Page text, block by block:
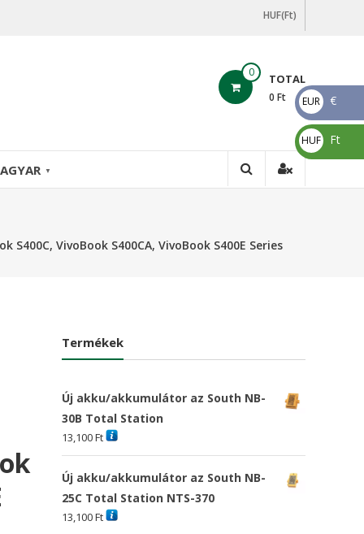
HUF(Ft)
0 TOTAL
0 Ft
▼
VivoBook S400CA, VivoBook S400E Series
Termékek
Új akku/akkumulátor az South NB-
30B Total Station
13,100Ft
Új akku/akkumulátor az South NB-
25C Total Station NTS-370
13,100Ft
EUR
€
€
HUF
Ft
Ft